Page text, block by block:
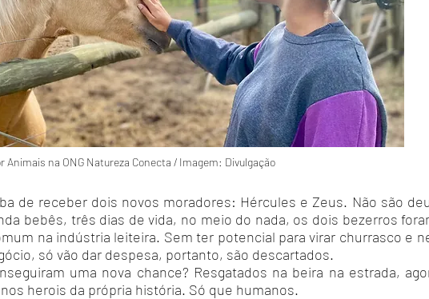
Animais na ONG Natureza Conecta / Imagem: Divulgação
de receber dois novos moradores: Hércules e Zeus. Não são
bebês, três dias de vida, no meio do nada, os dois bezerros
na indústria leiteira. Sem ter potencial para virar churrasco e
só vão dar despesa, portanto, são descartados.
uma nova chance? Resgatados na beira na estrada,
herois da própria história. Só que humanos.